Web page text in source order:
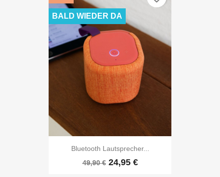
Bluetooth Lautsprecher...
49,90 € 24,95 €
BALD WIEDER DA